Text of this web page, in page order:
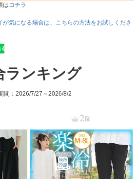
は コチラ
気になる場合は、こちらの方法をお試しくださ
ランキング
間：2026/7/27～2026/8/2